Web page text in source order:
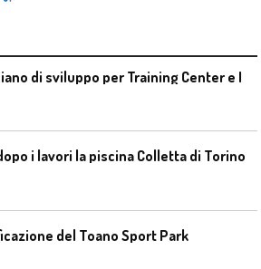
i lavori la piscina Colletta di Torino
del Toano Sport Park